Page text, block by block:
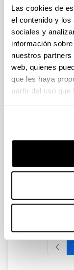
Las cookies de
el contenido y los
sociales y
información
nuestros
web, quienes
que les haya
partir del uso
FUNDACION LA
PROGRAMME
Trámite abierto
CONVOCATORIA
PERSONAL
(2026)
Trámite abierto
16/07/2026:
excluidas para
PERSONAL
GRUPO/
09/07/2026: